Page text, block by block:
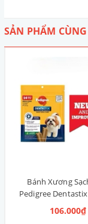
SẢN PHẨM
Bánh Xương
Pedigree
vừa 210g (14
Thống)
106.000₫